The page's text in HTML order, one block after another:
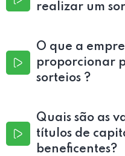
realizar um
O que a
proporcionar
sorteios ?
Quais são as
títulos de
beneficentes?